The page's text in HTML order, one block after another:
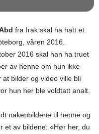
fra Irak skal ha hatt et
våren 2016.
2016 skal han ha truet
av henne om hun ikke
bilder og video ville bli
hun her ble voldtatt analt.
nakenbildene til henne og
et av bildene: «Hør her, du